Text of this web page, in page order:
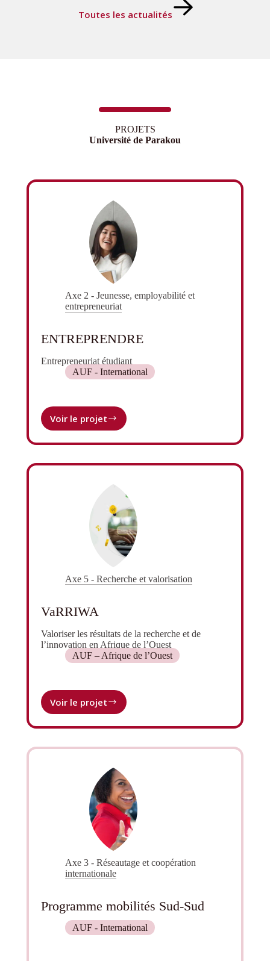
Toutes les actualités
PROJETS
Université de Parakou
Axe 2 - Jeunesse, employabilité et
entrepreneuriat
ENTREPRENDRE
Entrepreneuriat étudiant
AUF - International
Voir le projetENTREPRENDRE
Axe 5 - Recherche et valorisation
VaRRIWA
Valoriser les résultats de la recherche et de
l’innovation en Afrique de l’Ouest
AUF – Afrique de l’Ouest
Voir le projet
VaRRIWA
Axe 3 - Réseautage et coopération
internationale
Programme mobilités Sud-Sud
AUF - International